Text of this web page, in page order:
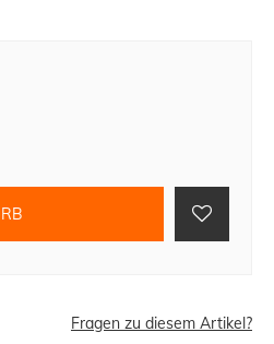
Fragen zu diesem Artikel?